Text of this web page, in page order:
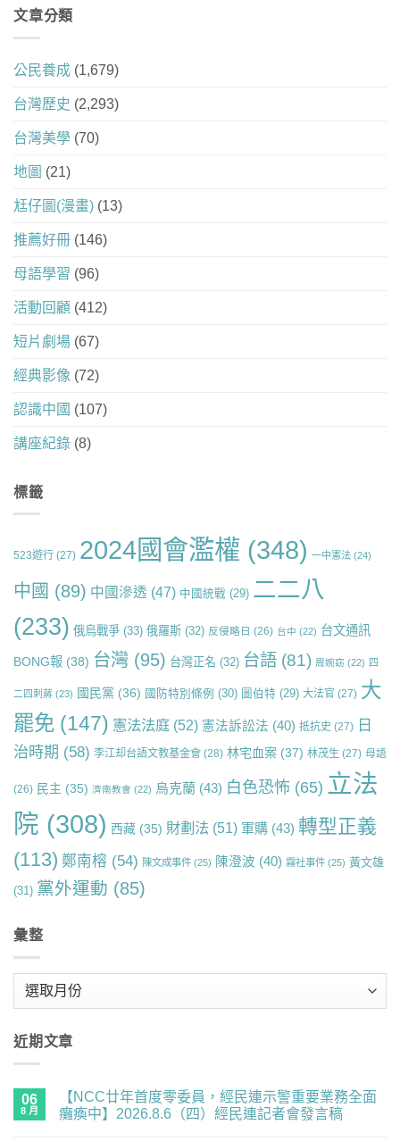
文章分類
公民養成 (1,679)
台灣歷史 (2,293)
台灣美學 (70)
地圖 (21)
尪仔圖(漫畫) (13)
推薦好冊 (146)
母語學習 (96)
活動回顧 (412)
短片劇場 (67)
經典影像 (72)
認識中國 (107)
講座紀錄 (8)
標籤
523遊行 (27) 2024國會濫權 (348) 一中憲法 (24)
中國 (89) 中國滲透 (47) 中國統戰 (29) 二二八
(233) 俄烏戰爭 (33) 俄羅斯 (32) 反侵略日 (26) 台中 (22) 台文通訊
BONG報 (38) 台灣 (95) 台灣正名 (32) 台語 (81) 周婉窈 (22) 四
二四刺蔣 (23) 國民黨 (36) 國防特別條例 (30) 圖伯特 (29) 大法官 (27) 大
罷免 (147) 憲法法庭 (52) 憲法訴訟法 (40) 抵抗史 (27) 日
治時期 (58) 李江却台語文教基金會 (28) 林宅血案 (37) 林茂生 (27) 母語
(26) 民主 (35) 濟南教會 (22) 烏克蘭 (43) 白色恐怖 (65) 立法
院 (308) 西藏 (35) 財劃法 (51) 軍購 (43) 轉型正義
(113) 鄭南榕 (54) 陳文成事件 (25) 陳澄波 (40) 霧社事件 (25) 黃文雄
(31) 黨外運動 (85)
彙整
近期文章
06
8 月
【NCC廿年首度零委員，經民連示警重要業務全面
癱瘓中】2026.8.6（四）經民連記者會發言稿